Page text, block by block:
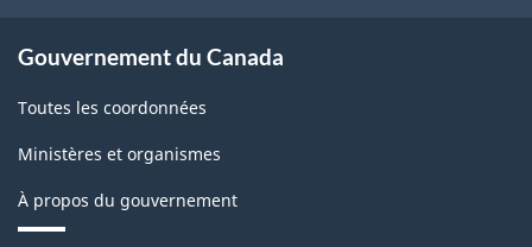
(SCIAN)
1.0
pour
Gouvernement du Canada
Toutes les coordonnées
Ministères et organismes
À propos du gouvernement